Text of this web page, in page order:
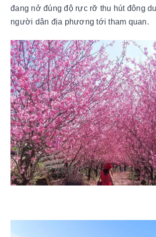
đang nở đúng độ rực rỡ thu hút đông
người dân địa phương tới tham quan.